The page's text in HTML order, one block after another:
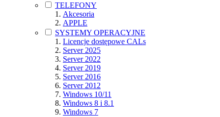
TELEFONY
Akcesoria
APPLE
SYSTEMY OPERACYJNE
Licencje dostępowe CALs
Server 2025
Server 2022
Server 2019
Server 2016
Server 2012
Windows 10/11
Windows 8 i 8.1
Windows 7